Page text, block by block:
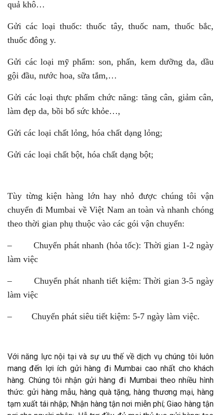
quả khô…
Gửi các loại thuốc: thuốc tây, thuốc nam, thuốc bắc,
thuốc đông y.
Gửi các loại mỹ phẩm: son, phấn, kem dưỡng da, dầu
gội đầu, nước hoa, sữa tắm,…
Gửi các loại thực phẩm chức năng: tăng cân, giảm cân,
làm đẹp da, bồi bổ sức khỏe…,
Gửi các loại chất lỏng, hóa chất dạng lỏng;
Gửi các loại chất bột, hóa chất dạng bột;
Tùy từng kiện hàng lớn hay nhỏ được chúng tôi vận
chuyển đi Mumbai về Việt Nam an toàn và nhanh chóng
theo thời gian phụ thuộc vào các gói vận chuyển:
– Chuyển phát nhanh (hỏa tốc): Thời gian 1-2 ngày
làm việc
– Chuyển phát nhanh tiết kiệm: Thời gian 3-5 ngày
làm việc
– Chuyển phát siêu tiết kiệm: 5-7 ngày làm việc.
Với năng lực nội tại và sự ưu thế về dịch vụ chúng tôi luôn
mang đến lợi ích gửi hàng đi Mumbai cao nhất cho khách
hàng. Chúng tôi nhận gửi hàng đi Mumbai theo nhiều hình
thức: gửi hàng mẫu, hàng quà tặng, hàng thương mại, hàng
tạm xuất tái nhập; Nhận hàng tận nơi miễn phí; Giao hàng tận